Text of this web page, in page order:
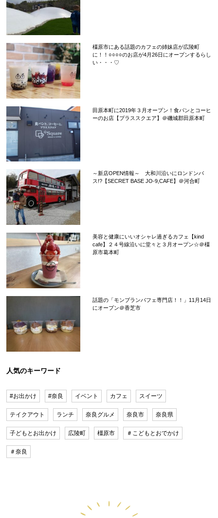
橿原市にある話題のカフェの姉妹店が広陵町
に！！○○○○のお店が4月26日にオープンするらし
い・・・♡
田原本町に2019年３月オープン！食パンとコーヒ
ーのお店【プラススクエア】＠磯城郡田原本町
～新店OPEN情報～ 大和川沿いにロンドンバ
ス!?【SECRET BASE JO-9,CAFE】＠河合町
美容と健康にいいオシャレ過ぎるカフェ【kind
cafe】２４号線沿いに堂々と３月オープン☆＠橿
原市葛本町
話題の「モンブランパフェ専門店！！」11月14日
にオープン＠香芝市
人気のキーワード
#お出かけ #奈良 イベント カフェ スイーツ
テイクアウト ランチ 奈良グルメ 奈良市 奈良県
子どもとお出かけ 広陵町 橿原市 ＃こどもとおでかけ
＃奈良